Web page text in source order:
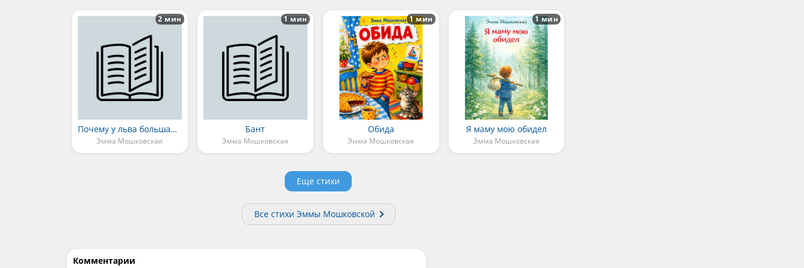
Почему у льва большая грива
Эмма Мошковская
2 мин
Бант
Эмма Мошковская
1 мин
Обида
Эмма Мошковская
1 мин
Я маму мою обидел
Эмма Мошковская
1 мин
Еще стихи
Все стихи Эммы Мошковской
Комментарии